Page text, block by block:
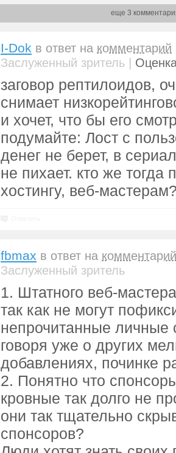
еще 3
I-Dok в ответ на комментарий
Заслуженный зритель |
заговор рептилоидов,
снимает
и хочет, что бы его
подумайте: Лост с
денег не берет, в
не пихает. кто же тогда
хостингу, веб-
fbmax в ответ на комментарий
Заслуженный зритель
1. Штатного веб-
так как не могут
непрочитанные
говоря уже о других
добавлениях, починке
2. Понятно что
кровные так долго не
они так тщательно
спонсоров?